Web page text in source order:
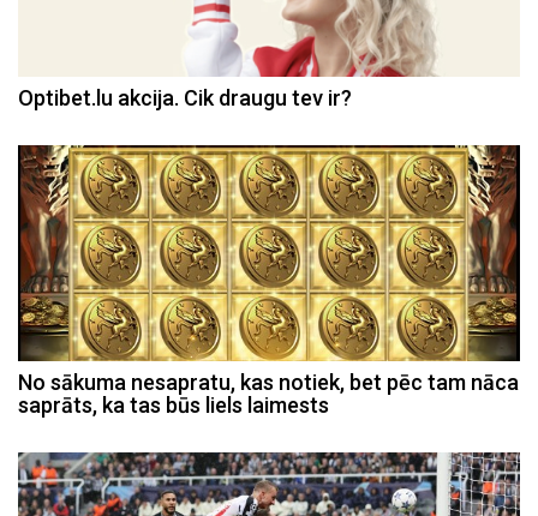
Optibet.lu akcija. Cik draugu tev ir?
No sākuma nesapratu, kas notiek, bet pēc tam nāca
saprāts, ka tas būs liels laimests